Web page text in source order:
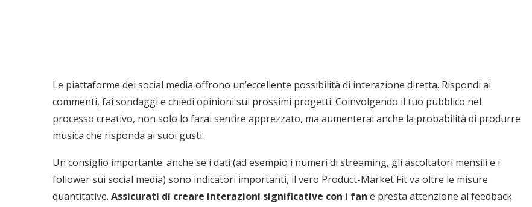
Le piattaforme dei social media offrono un’eccellente possibilità di interazione diretta. Rispondi ai
commenti, fai sondaggi e chiedi opinioni sui prossimi progetti. Coinvolgendo il tuo pubblico nel
processo creativo, non solo lo farai sentire apprezzato, ma aumenterai anche la probabilità di produrre
musica che risponda ai suoi gusti.
Un consiglio importante: anche se i dati (ad esempio i numeri di streaming, gli ascoltatori mensili e i
follower sui social media) sono indicatori importanti, il vero Product-Market Fit va oltre le misure
quantitative. Assicurati di creare interazioni significative con i fan e presta attenzione al feedback